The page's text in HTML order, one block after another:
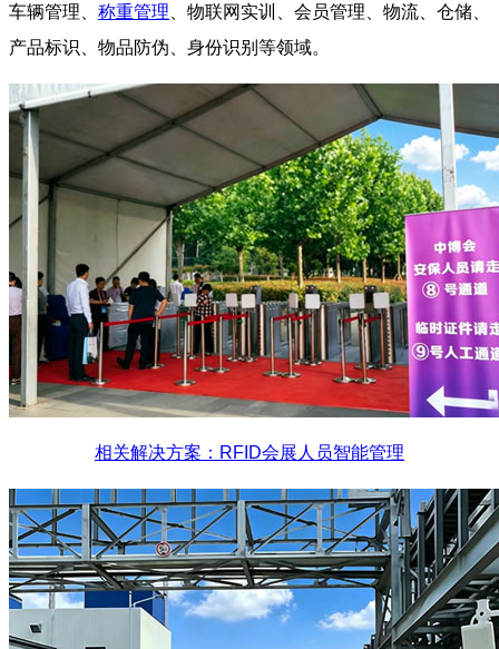
车辆管理、 称重管理 、物联网实训、会员管理、物流、仓储、
产品标识、物品防伪、身份识别等领域。
相关解决方案：RFID会展人员智能管理